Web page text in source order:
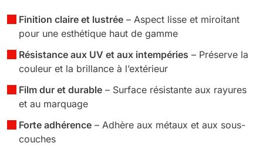
Finition claire et lustrée – Aspect lisse et miroitant
pour une esthétique haut de gamme
Résistance aux UV et aux intempéries – Préserve la
couleur et la brillance à l’extérieur
Film dur et durable – Surface résistante aux rayures
et au marquage
Forte adhérence – Adhère aux métaux et aux sous-
couches